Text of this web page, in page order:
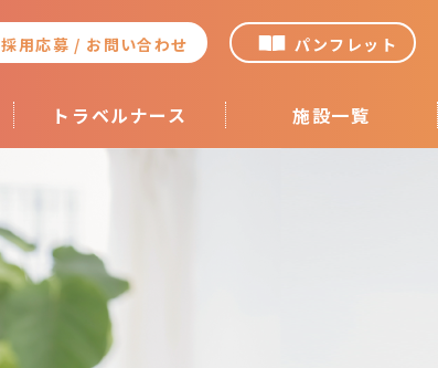
採用応募 / お問い合わせ パンフレット
トラベルナース 施設一覧